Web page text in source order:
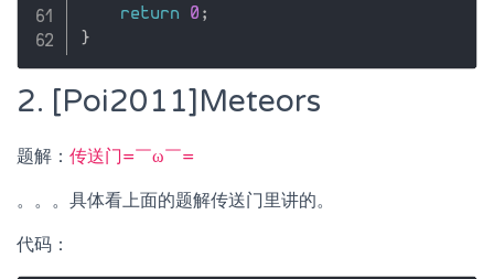
return
0 ;
}
2. [Poi2011]Meteors
题解： 传送门=￣ω￣=
。。。具体看上面的题解传送门里讲的。
代码：